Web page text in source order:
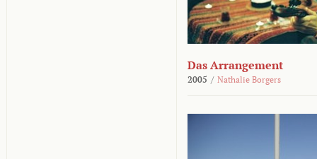
Das Arrangement
2005 / Nathalie Borgers